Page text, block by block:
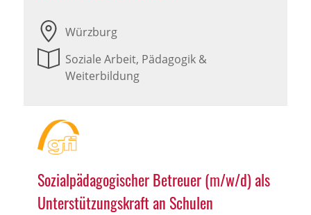
Würzburg
Soziale Arbeit, Pädagogik &
Weiterbildung
Sozialpädagogischer Betreuer (m/w/d) als
Unterstützungskraft an Schulen